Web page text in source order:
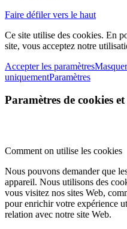
Faire défiler vers le haut
Ce site utilise des cookies. En
site, vous acceptez notre
Accepter les paramètres
uniquementParamètres
Paramètres de cookies
Comment on utilise les cookies
Nous pouvons demander que
appareil. Nous utilisons des
vous visitez nos sites Web,
pour enrichir votre expérience
relation avec notre site Web.